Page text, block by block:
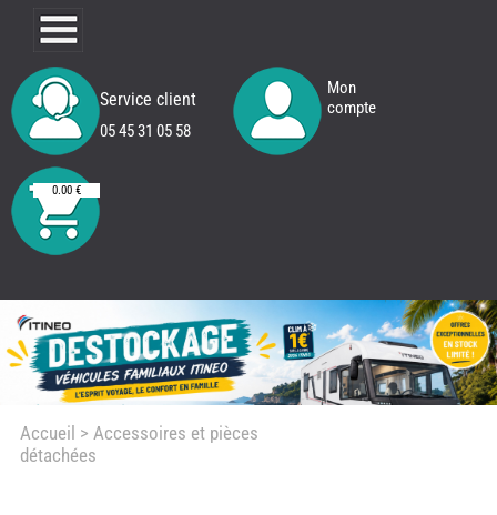
Service client
05 45 31 05 58
Mon
compte
0.00 €
Accueil > Accessoires et pièces
détachées